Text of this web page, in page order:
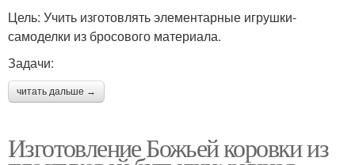
Цель: Учить изготовлять элементарные игрушки-
самоделки из бросового материала.
Задачи:
читать дальше →
Изготовление Божьей коровки из